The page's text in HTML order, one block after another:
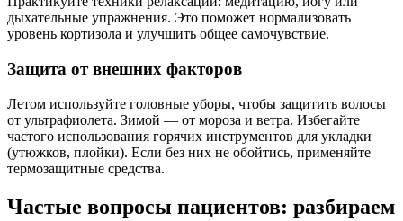
дыхательные упражнения. Это поможет нормализовать
уровень кортизола и улучшить общее самочувствие.
Защита от внешних факторов
Летом используйте головные уборы, чтобы защитить волосы
от ультрафиолета. Зимой — от мороза и ветра. Избегайте
частого использования горячих инструментов для укладки
(утюжков, плойки). Если без них не обойтись, применяйте
термозащитные средства.
Частые вопросы пациентов: разбираем